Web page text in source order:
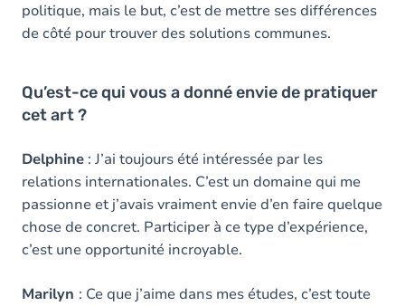
politique, mais le but, c’est de mettre ses différences
de côté pour trouver des solutions communes.
Qu’est-ce qui vous a donné envie de pratiquer
cet art ?
Delphine : J’ai toujours été intéressée par les
relations internationales. C’est un domaine qui me
passionne et j’avais vraiment envie d’en faire quelque
chose de concret. Participer à ce type d’expérience,
c’est une opportunité incroyable.
Marilyn : Ce que j’aime dans mes études, c’est toute